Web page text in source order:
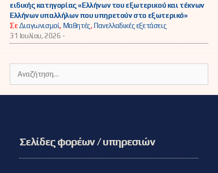
ειδικής κατηγορίας «Ελλήνων του εξωτερικού και τέκνων
Ελλήνων υπαλλήλων που υπηρετούν στο εξωτερικό»
ΣεΔιαγωνισμοί, Μαθητές, Πανελλαδικές εξετάσεις
31 Ιουλίου, 2026 -
για:
Σελίδες φορέων / υπηρεσιών